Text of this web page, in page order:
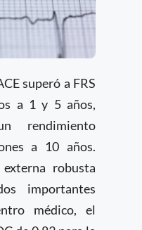
superó a FRS
a 1 y 5 años,
rendimiento
a 10 años.
robusta
importantes
médico, el